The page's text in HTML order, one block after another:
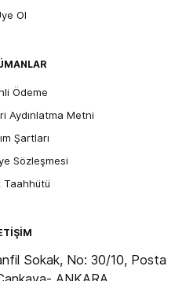
Ol
Ödeme
Aydınlatma Metni
Şartları
Sözleşmesi
Taahhütü
Sokak, No: 30/10, Posta